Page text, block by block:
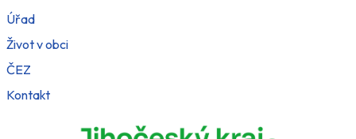
Úřad
Život v obci
ČEZ
Kontakt